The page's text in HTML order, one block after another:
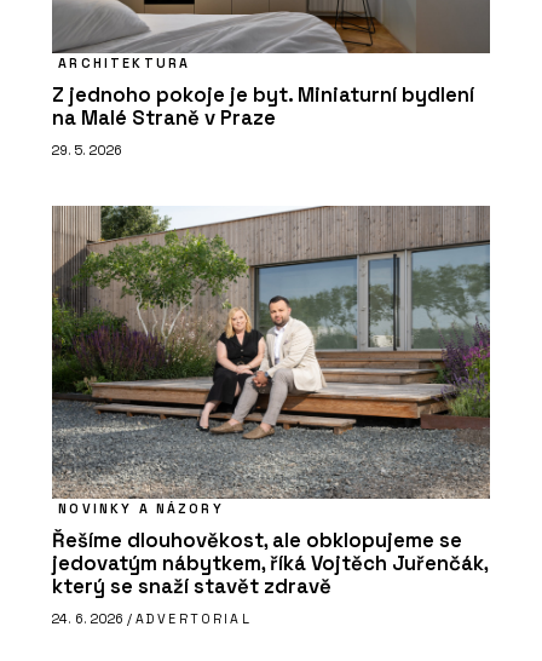
ARCHITEKTURA
Z jednoho pokoje je byt. Miniaturní bydlení
na Malé Straně v Praze
29. 5. 2026
NOVINKY A NÁZORY
Řešíme dlouhověkost, ale obklopujeme se
jedovatým nábytkem, říká Vojtěch Juřenčák,
který se snaží stavět zdravě
24. 6. 2026 / ADVERTORIAL